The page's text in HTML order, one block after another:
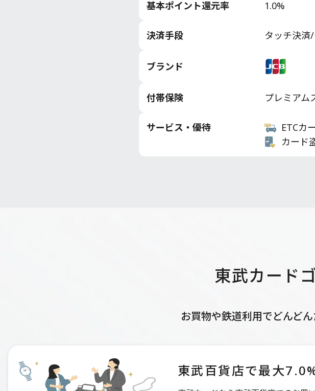
基本ポイント還元率 1.0%
決済手段 タッチ決済
ブランド
付帯保険 プレミアム
サービス・優待 ETCカ
カード
東武カード
お買物や鉄道利用でどんどん
東武百貨店で最大